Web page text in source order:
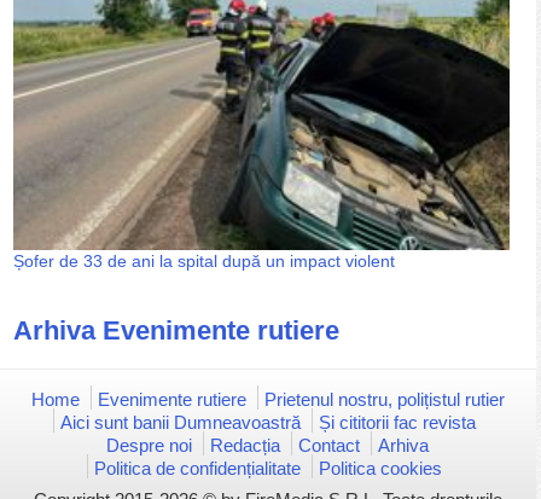
Șofer de 33 de ani la spital după un impact violent
Arhiva Evenimente rutiere
Home Evenimente rutiere
Prietenul nostru, polițistul rutier
Aici sunt banii Dumneavoastră
Și cititorii fac revista
Despre noi
Redacția Contact
Arhiva
Politica de confidențialitate
Politica cookies